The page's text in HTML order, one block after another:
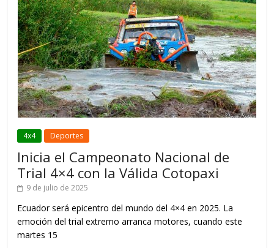
4x4 Deportes
Inicia el Campeonato Nacional de
Trial 4×4 con la Válida Cotopaxi
9 de julio de 2025
Ecuador será epicentro del mundo del 4×4 en 2025. La
emoción del trial extremo arranca motores, cuando este
martes 15